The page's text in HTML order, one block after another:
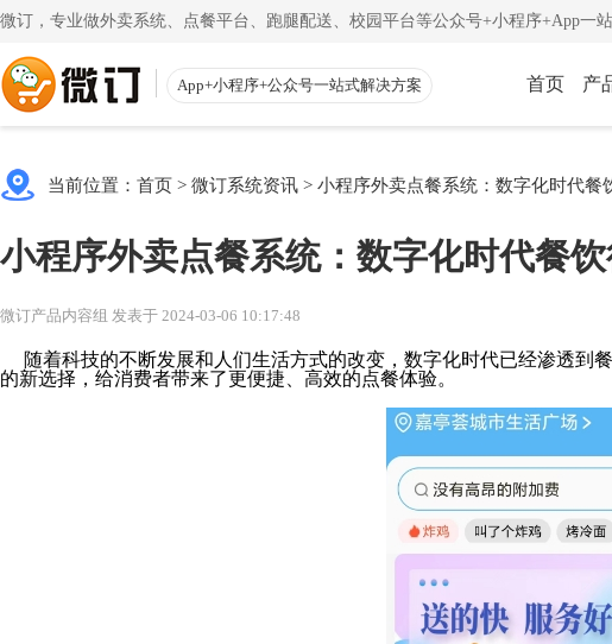
微订，专业做外卖系统、点餐平台、跑腿配送、校园平台等公众号+小程序+App一
App+小程序+公众号一站式解决方案 首页 产
渠道 公众号 小程序
使用教程
注册小程序和公众号帐号
初级教程
视频教程
App下载
手机端的管理客户端
店铺收银管家
微粉宝
粉丝交流沟通工具
当前位置： 首页 > 微订系统资讯 > 小程序外卖点餐系统：数字化时代餐
小程序外卖点餐系统：数字化时代餐
微订产品内容组 发表于 2024-03-06 10:17:48
随着科技的不断发展和人们生活方式的改变，数字化时代已经渗透到餐
的新选择，给消费者带来了更便捷、高效的点餐体验。